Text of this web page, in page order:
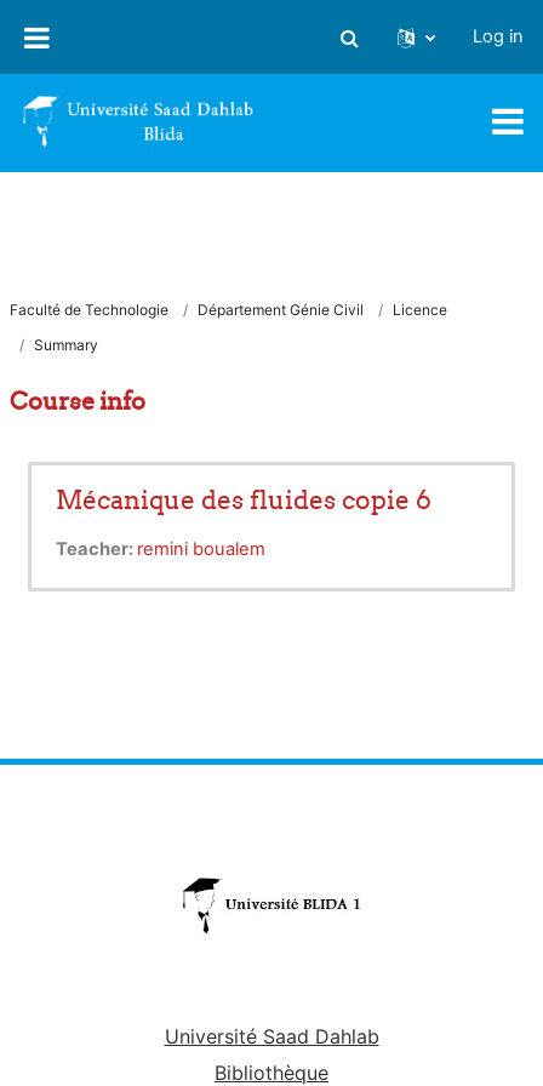
Toggle search input
Log in
Faculté de Technologie Département Génie Civil
Licence
Summary
Course info
Mécanique des fluides copie 6
Teacher: remini boualem
Université Saad Dahlab
Bibliothèque